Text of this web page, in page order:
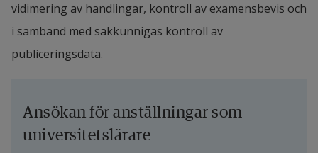
vidimering av handlingar, kontroll av examensbevis och
i samband med sakkunnigas kontroll av
publiceringsdata.
Ansökan för anställningar som
universitetslärare